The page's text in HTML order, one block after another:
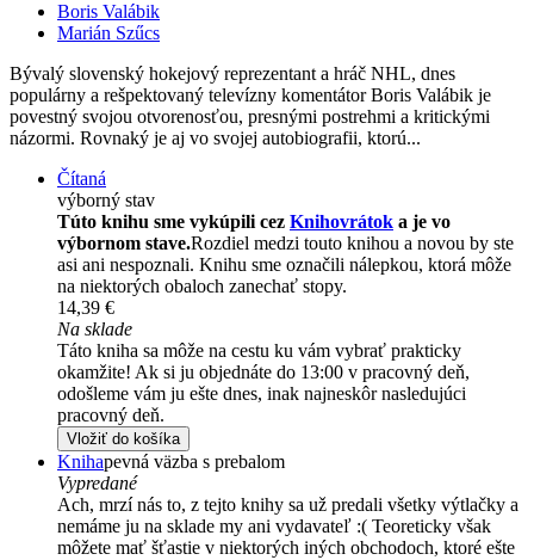
Boris Valábik
Marián Szűcs
Bývalý slovenský hokejový reprezentant a hráč NHL, dnes
populárny a rešpektovaný televízny komentátor Boris Valábik je
povestný svojou otvorenosťou, presnými postrehmi a kritickými
názormi. Rovnaký je aj vo svojej autobiografii, ktorú...
Čítaná
výborný stav
Túto knihu sme vykúpili cez Knihovrátok a je vo
výbornom stave.Rozdiel medzi touto knihou a novou by ste
asi ani nespoznali. Knihu sme označili nálepkou, ktorá môže
na niektorých obaloch zanechať stopy.
14,39 €
Na sklade
Táto kniha sa môže na cestu ku vám vybrať prakticky
okamžite! Ak si ju objednáte do 13:00 v pracovný deň,
odošleme vám ju ešte dnes, inak najneskôr nasledujúci
pracovný deň.
Vložiť do košíka
Knihapevná väzba s prebalom
Vypredané
Ach, mrzí nás to, z tejto knihy sa už predali všetky výtlačky a
nemáme ju na sklade my ani vydavateľ :( Teoreticky však
môžete mať šťastie v niektorých iných obchodoch, ktoré ešte